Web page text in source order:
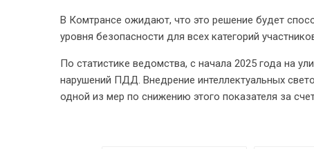
В Комтрансе ожидают, что это решение будет
уровня безопасности для всех категорий
По статистике ведомства, с начала 2025 года на
нарушений ПДД. Внедрение интеллектуальных
одной из мер по снижению этого показателя за